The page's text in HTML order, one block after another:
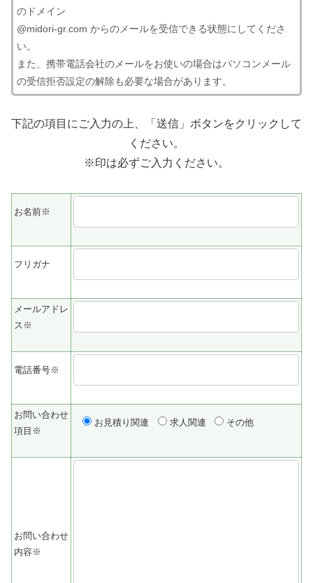
のドメイン
@midori-gr.com からのメールを受信できる状態にしてくださ
い。
また、携帯電話会社のメールをお使いの場合はパソコンメール
の受信拒否設定の解除も必要な場合があります。
下記の項目にご入力の上、「送信」ボタンをクリックして
ください。
※印は必ずご入力ください。
お名前※
フリガナ
メールアドレ
ス※
電話番号※
お問い合わせ
項目※
お見積り関連 求人関連 その他
お問い合わせ
内容※